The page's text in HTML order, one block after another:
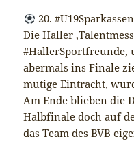
20.
Die Haller
#HallerSportfreunde,
abermals ins Finale
mutige Eintracht,
Am Ende blieben die
Halbfinale doch auf
das Team des BVB